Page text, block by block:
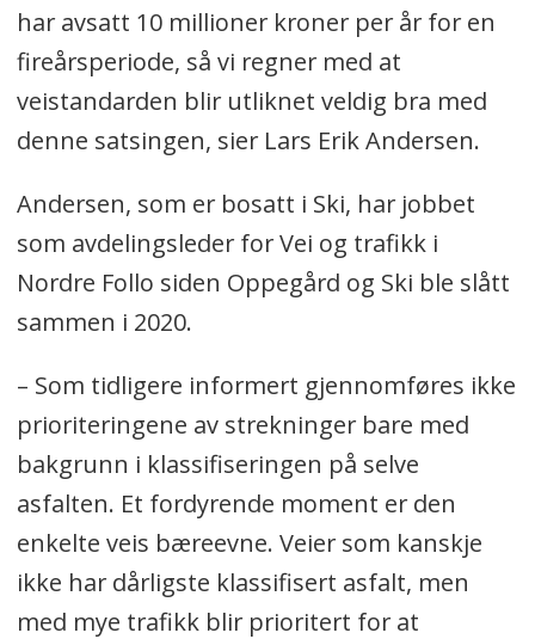
har avsatt 10 millioner kroner per år for en
fireårsperiode, så vi regner med at
veistandarden blir utliknet veldig bra med
denne satsingen, sier Lars Erik Andersen.
Andersen, som er bosatt i Ski, har jobbet
som avdelingsleder for Vei og trafikk i
Nordre Follo siden Oppegård og Ski ble slått
sammen i 2020.
– Som tidligere informert gjennomføres ikke
prioriteringene av strekninger bare med
bakgrunn i klassifiseringen på selve
asfalten. Et fordyrende moment er den
enkelte veis bæreevne. Veier som kanskje
ikke har dårligste klassifisert asfalt, men
med mye trafikk blir prioritert for at